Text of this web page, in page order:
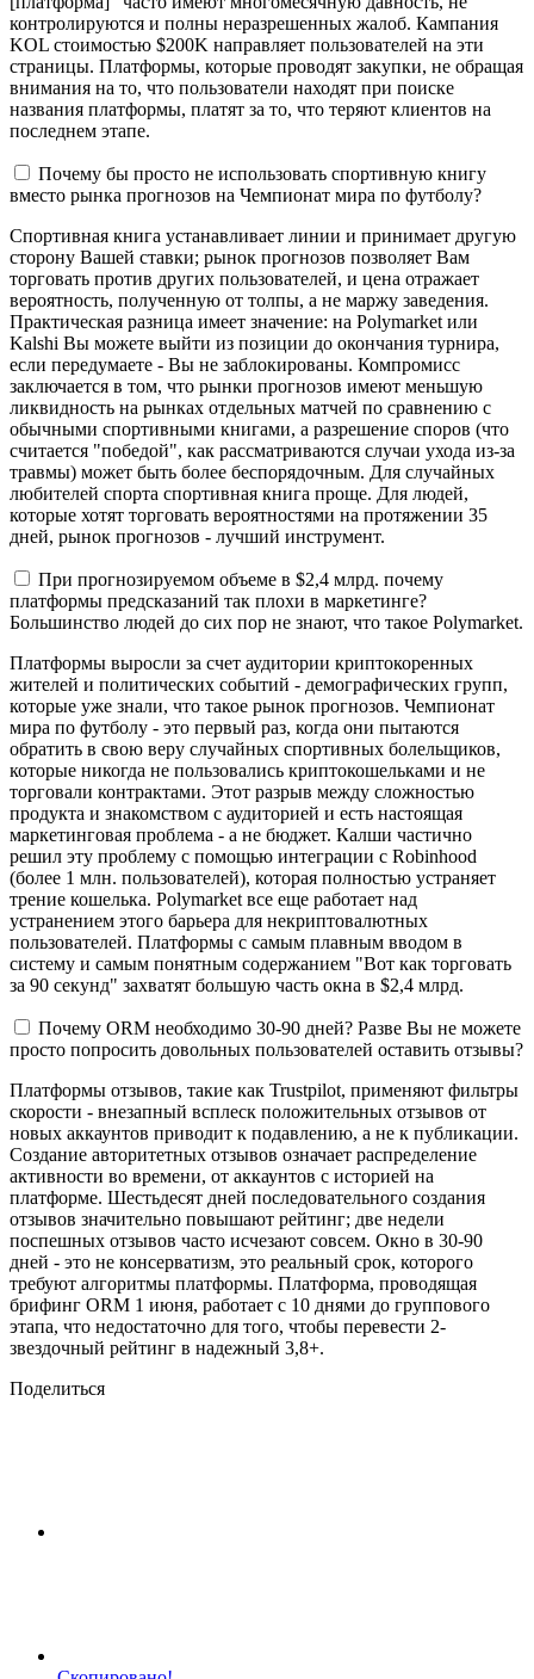
контролируются и полны неразрешенных жалоб. Кампания
KOL стоимостью $200K направляет пользователей на эти
страницы. Платформы, которые проводят закупки, не обращая
внимания на то, что пользователи находят при поиске
названия платформы, платят за то, что теряют клиентов на
последнем этапе.
Почему бы просто не использовать спортивную книгу
вместо рынка прогнозов на Чемпионат мира по футболу?
Спортивная книга устанавливает линии и принимает другую
сторону Вашей ставки; рынок прогнозов позволяет Вам
торговать против других пользователей, и цена отражает
вероятность, полученную от толпы, а не маржу заведения.
Практическая разница имеет значение: на Polymarket или
Kalshi Вы можете выйти из позиции до окончания турнира,
если передумаете - Вы не заблокированы. Компромисс
заключается в том, что рынки прогнозов имеют меньшую
ликвидность на рынках отдельных матчей по сравнению с
обычными спортивными книгами, а разрешение споров (что
считается "победой", как рассматриваются случаи ухода из-за
травмы) может быть более беспорядочным. Для случайных
любителей спорта спортивная книга проще. Для людей,
которые хотят торговать вероятностями на протяжении 35
дней, рынок прогнозов - лучший инструмент.
При прогнозируемом объеме в $2,4 млрд. почему
платформы предсказаний так плохи в маркетинге?
Большинство людей до сих пор не знают, что такое Polymarket.
Платформы выросли за счет аудитории криптокоренных
жителей и политических событий - демографических групп,
которые уже знали, что такое рынок прогнозов. Чемпионат
мира по футболу - это первый раз, когда они пытаются
обратить в свою веру случайных спортивных болельщиков,
которые никогда не пользовались криптокошельками и не
торговали контрактами. Этот разрыв между сложностью
продукта и знакомством с аудиторией и есть настоящая
маркетинговая проблема - а не бюджет. Калши частично
решил эту проблему с помощью интеграции с Robinhood
(более 1 млн. пользователей), которая полностью устраняет
трение кошелька. Polymarket все еще работает над
устранением этого барьера для некриптовалютных
пользователей. Платформы с самым плавным вводом в
систему и самым понятным содержанием "Вот как торговать
за 90 секунд" захватят большую часть окна в $2,4 млрд.
Почему ORM необходимо 30-90 дней? Разве Вы не можете
просто попросить довольных пользователей оставить отзывы?
Платформы отзывов, такие как Trustpilot, применяют фильтры
скорости - внезапный всплеск положительных отзывов от
новых аккаунтов приводит к подавлению, а не к публикации.
Создание авторитетных отзывов означает распределение
активности во времени, от аккаунтов с историей на
платформе. Шестьдесят дней последовательного создания
отзывов значительно повышают рейтинг; две недели
поспешных отзывов часто исчезают совсем. Окно в 30-90
дней - это не консерватизм, это реальный срок, которого
требуют алгоритмы платформы. Платформа, проводящая
брифинг ORM 1 июня, работает с 10 днями до группового
этапа, что недостаточно для того, чтобы перевести 2-
звездочный рейтинг в надежный 3,8+.
Поделиться